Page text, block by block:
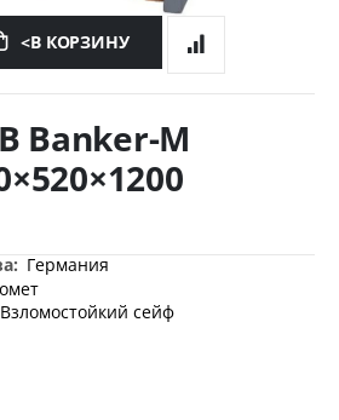
<В КОРЗИНУ
Banker-M
Германия
Взломостойкий сейф